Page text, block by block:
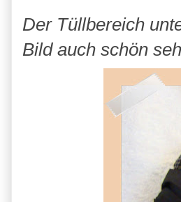
Der Tüllbereich
Bild auch schön